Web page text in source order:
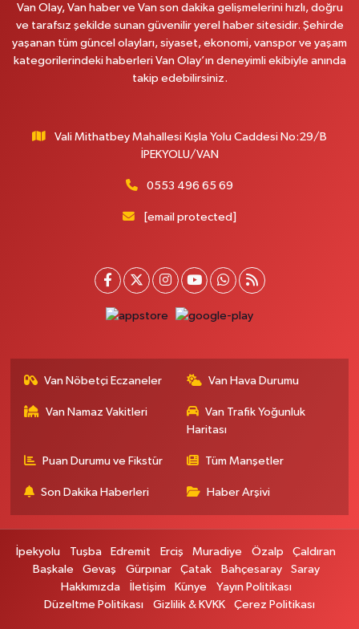
0 (531) 621 69 65 Yol Tarifi Al
Onay Eczanesi
Yenı Derman Eczanesi
Akdamar Hastanesi Acil yanı. İpekyolu. Hatuniye mahallesi terzioğlu, Eski
Yol Tarifi Al
Hayat Eczanesi
Kışla Mah.Çınarlı Cad.1038 Sk.No:93 3-4
0 (432) 354 37 36 Yol Tarifi Al
BAHÇELİEVLER MAH.MUSLİH GÖRENTAŞ BULVARI NO:57Çağdaş fırının
0 (501) 322 00 65 Yol Tarifi Al
VANYOLU CADDESİ NO:42
0 (532) 689 22 50 Yol Tarifi Al
Van Olay, Van haber ve Van son dakika gelişmelerini hızlı, doğru
ve tarafsız şekilde sunan güvenilir yerel haber sitesidir. Şehirde
yaşanan tüm güncel olayları, siyaset, ekonomi, vanspor ve yaşam
kategorilerindeki haberleri Van Olay’ın deneyimli ekibiyle anında
takip edebilirsiniz.
Vali Mithatbey Mahallesi Kışla Yolu Caddesi No:29/B
İPEKYOLU/VAN
0553 496 65 69
[email protected]
Van Nöbetçi Eczaneler Van Hava Durumu
Van Namaz Vakitleri
Van Trafik Yoğunluk
Haritası
Puan Durumu ve Fikstür Tüm Manşetler
Son Dakika Haberleri Haber Arşivi
İpekyolu Tuşba Edremit Erciş Muradiye Özalp
Çaldıran
Başkale
Gevaş Gürpınar Çatak Bahçesaray
Saray
Hakkımızda
İletişim Künye
Yayın Politikası
Düzeltme Politikası
Gizlilik & KVKK Çerez Politikası